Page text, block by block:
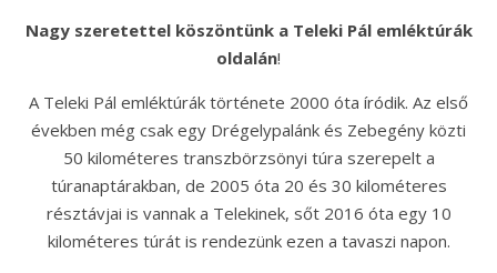
Nagy szeretettel köszöntünk a Teleki Pál emléktúrák
oldalán!
A Teleki Pál emléktúrák története 2000 óta íródik. Az első
években még csak egy Drégelypalánk és Zebegény közti
50 kilométeres transzbörzsönyi túra szerepelt a
túranaptárakban, de 2005 óta 20 és 30 kilométeres
résztávjai is vannak a Telekinek, sőt 2016 óta egy 10
kilométeres túrát is rendezünk ezen a tavaszi napon.